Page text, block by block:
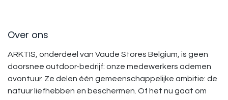
Over ons
ARKTIS, onderdeel van Vaude Stores Belgium, is geen
doorsnee outdoor-bedrijf: onze medewerkers ademen
avontuur. Ze delen één gemeenschappelijke ambitie: de
natuur liefhebben en beschermen. Of het nu gaat om